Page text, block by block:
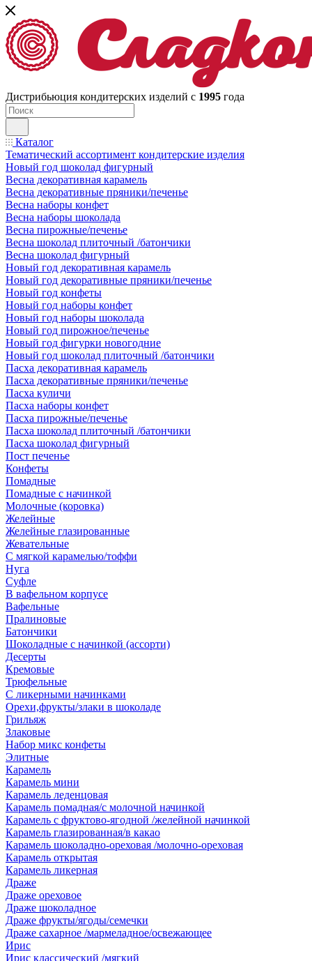
Дистрибьюция кондитерских изделий с 1995 года
Каталог
Тематический ассортимент кондитерские изделия
Новый год шоколад фигурный
Весна декоративная карамель
Весна декоративные пряники/печенье
Весна наборы конфет
Весна наборы шоколада
Весна пирожные/печенье
Весна шоколад плиточный /батончики
Весна шоколад фигурный
Новый год декоративная карамель
Новый год декоративные пряники/печенье
Новый год конфеты
Новый год наборы конфет
Новый год наборы шоколада
Новый год пирожное/печенье
Новый год фигурки новогодние
Новый год шоколад плиточный /батончики
Пасха декоративная карамель
Пасха декоративные пряники/печенье
Пасха куличи
Пасха наборы конфет
Пасха пирожные/печенье
Пасха шоколад плиточный /батончики
Пасха шоколад фигурный
Пост печенье
Конфеты
Помадные
Помадные с начинкой
Молочные (коровка)
Желейные
Желейные глазированные
Жевательные
С мягкой карамелью/тоффи
Нуга
Суфле
В вафельном корпусе
Вафельные
Пралиновые
Батончики
Шоколадные с начинкой (ассорти)
Десерты
Кремовые
Трюфельные
С ликерными начинками
Орехи,фрукты/злаки в шоколаде
Грильяж
Злаковые
Набор микс конфеты
Элитные
Карамель
Карамель мини
Карамель леденцовая
Карамель помадная/с молочной начинкой
Карамель с фруктово-ягодной /желейной начинкой
Карамель глазированная/в какао
Карамель шоколадно-ореховая /молочно-ореховая
Карамель открытая
Карамель ликерная
Драже
Драже ореховое
Драже шоколадное
Драже фрукты/ягоды/семечки
Драже сахарное /мармеладное/освежающее
Ирис
Ирис классический /мягкий